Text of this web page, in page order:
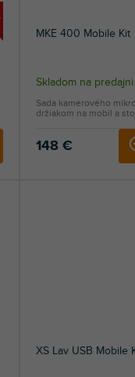
MKE 400 Mobile Kit
Skladom na predajni
148 €
Sada kamerového
držiakom na mobil a
XS Lav USB Mobile